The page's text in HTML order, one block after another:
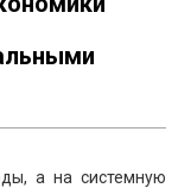
а на системную